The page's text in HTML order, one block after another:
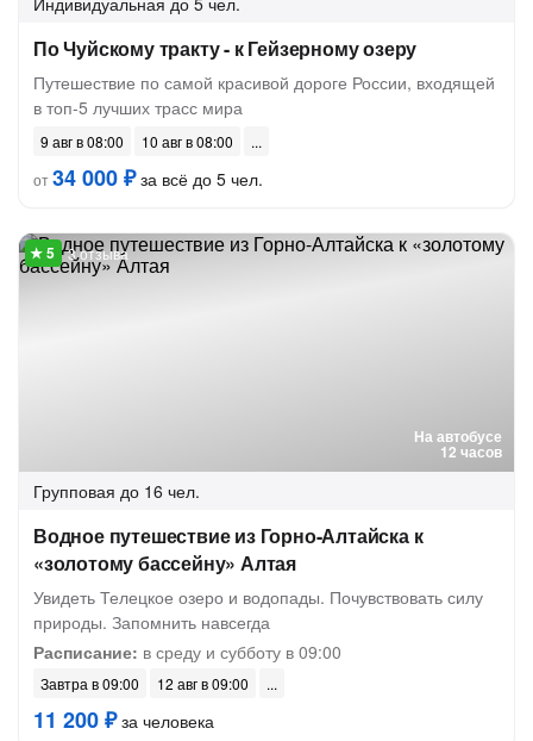
По Чуйскому тракту - к Гейзерному озеру
Путешествие по самой красивой дороге России, входящей
в топ-5 лучших трасс мира
9 авг в 08:00
10 авг в 08:00
от34 000 ₽за всё до 5 чел.
На автобусе
12 часов
3 отзыва
Групповая до 16 чел.
Водное путешествие из Горно-Алтайска к
«золотому бассейну» Алтая
Увидеть Телецкое озеро и водопады. Почувствовать силу
природы. Запомнить навсегда
Расписание: в среду и субботу в 09:00
Завтра в 09:00 12 авг в 09:00
11 200 ₽за человека